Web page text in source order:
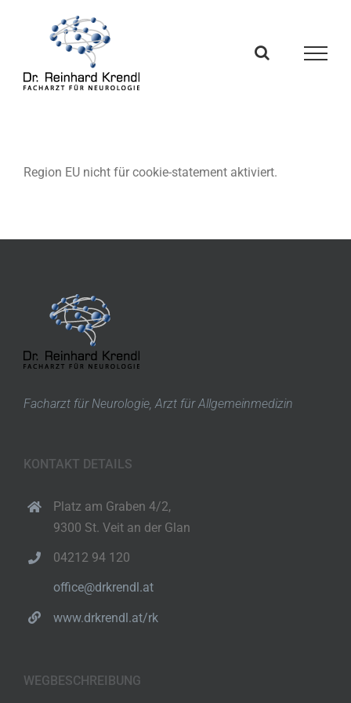
Region EU nicht für cookie-statement aktiviert.
Facharzt für Neurologie, Arzt für Allgemeinmedizin
KONTAKT DETAILS
Platz am Graben 4/2,
9300 St. Veit an der Glan
04212 94 120
office@drkrendl.at
www.drkrendl.at/rk
WEGBESCHREIBUNG